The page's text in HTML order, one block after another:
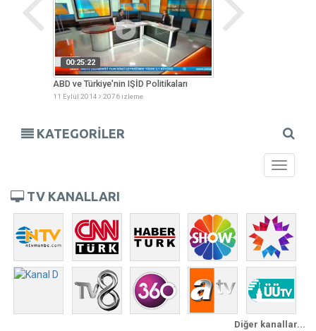
00:25:22
ABD ve Türkiye'nin IŞİD Politikaları
11 Eylül 2014 2076 izleme
KATEGORİLER
Toggle
TV KANALLARI
Diğer kanallar...